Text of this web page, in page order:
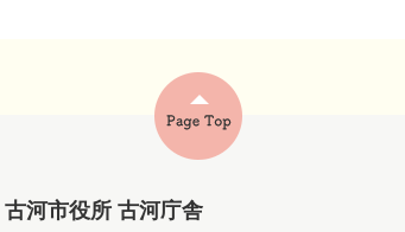
古河市役所 古河庁舎